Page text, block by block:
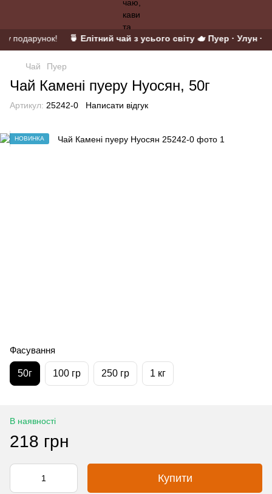
подарунок! 🍵 Елітний чай з усього світу 🫖 Пуер · Улун ·
Чай Пуер
Чай Камені пуеру Нуосян, 50г
Артикул: 25242-0 Написати відгук
НОВИНКА
Фасування
50г 100 гр 250 гр 1 кг
В наявності
218 грн
Купити